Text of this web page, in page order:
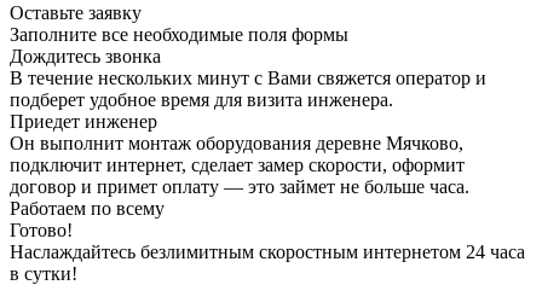
Оставьте заявку
Заполните все необходимые поля формы
Дождитесь звонка
В течение нескольких минут с Вами свяжется оператор и
подберет удобное время для визита инженера.
Приедет инженер
Он выполнит монтаж оборудования деревне Мячково,
подключит интернет, сделает замер скорости, оформит
договор и примет оплату — это займет не больше часа.
Работаем по всему
Готово!
Наслаждайтесь безлимитным скоростным интернетом 24 часа
в сутки!